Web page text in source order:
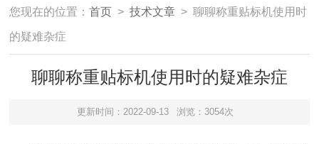
您现在的位置：首页 >技术文章 > 聊聊称重贴标机使用时
的疑难杂症
聊聊称重贴标机使用时的疑难杂症
更新时间：2022-09-13 浏览：3054次